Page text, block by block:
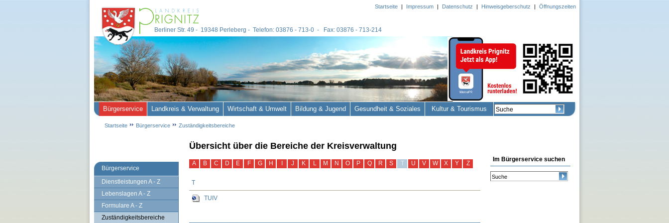
Bürgerservice
Dienstleistungen A - Z
Lebenslagen A - Z
Formulare A - Z
Zuständigkeitsbereiche
Übersicht über die Bereiche der Kreisverwaltung
A B C D E F G H J K L M N O P Q R S T U V W X Y Z
T
TUIV
Im Bürgerservice suchen
Berliner Str. 49 - 19348 Perleberg - Telefon: 03876 - 713-0 - Fax: 03876 - 713-214
Startseite | Impressum | Datenschutz | Hinweisgeberschutz | Öffnungszeiten
Bürgerservice Landkreis & Verwaltung Wirtschaft & Umwelt Bildung & Jugend Gesundheit & Soziales Kultur & Tourismus
Startseite Bürgerservice Zuständigkeitsbereiche